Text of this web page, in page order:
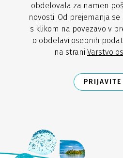
obdelovala za namen
novosti. Od prejemanja
s klikom na povezavo v
o obdelavi osebnih
na strani Varstvo
PRIJAVITE